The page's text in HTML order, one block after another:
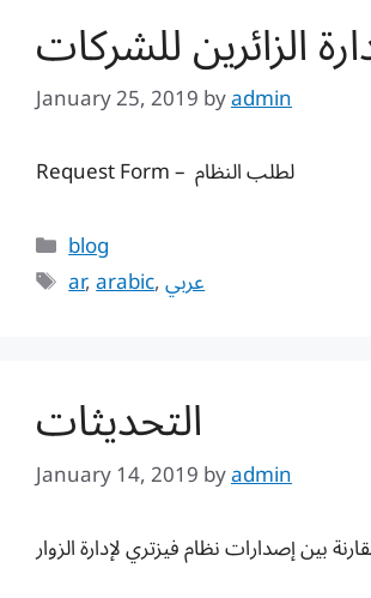
الزائرين للشركات
January 25, 2019byadmin
Request Form – لطلب النظام
Categories
blog
Tags
ar,arabic,عربي
التحديثات
January 14, 2019byadmin
بين إصدارات نظام فيزتري لإدارة الزوار